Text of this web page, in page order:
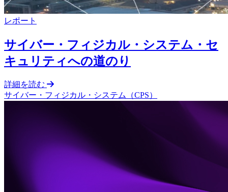
レポート
サイバー・フィジカル・システム・セ
キュリティへの道のり
詳細を読む
サイバー・フィジカル・システム（CPS）